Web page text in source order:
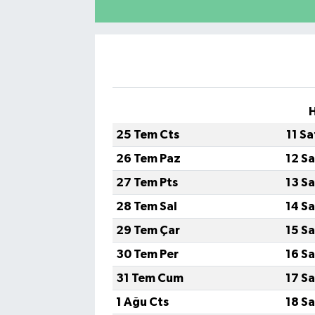
25 Tem Cts
11
26 Tem Paz
12
27 Tem Pts
13
28 Tem Sal
14
29 Tem Çar
15
30 Tem Per
16
31 Tem Cum
17
1 Ağu Cts
18